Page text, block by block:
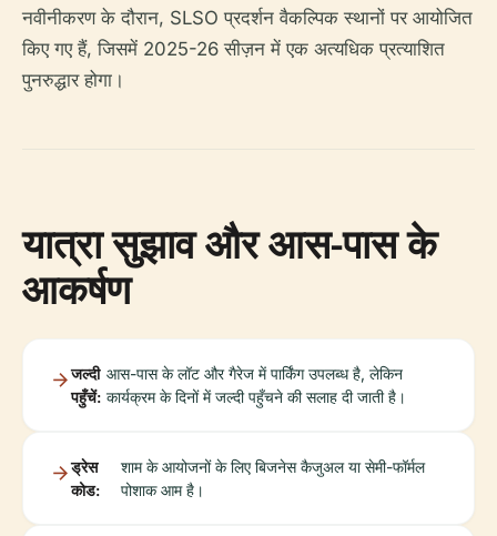
नवीनीकरण के दौरान, SLSO प्रदर्शन वैकल्पिक स्थानों पर आयोजित
किए गए हैं, जिसमें 2025-26 सीज़न में एक अत्यधिक प्रत्याशित
पुनरुद्धार होगा।
यात्रा सुझाव और आस-पास के
आकर्षण
जल्दी
पहुँचें:
आस-पास के लॉट और गैरेज में पार्किंग उपलब्ध है, लेकिन
कार्यक्रम के दिनों में जल्दी पहुँचने की सलाह दी जाती है।
ड्रेस
कोड:
शाम के आयोजनों के लिए बिजनेस कैजुअल या सेमी-फॉर्मल
पोशाक आम है।